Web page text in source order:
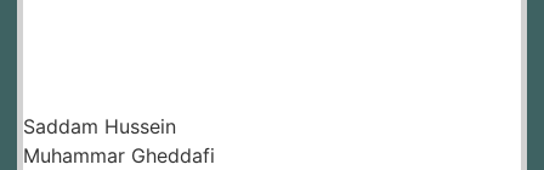
Saddam Hussein
Muhammar Gheddafi